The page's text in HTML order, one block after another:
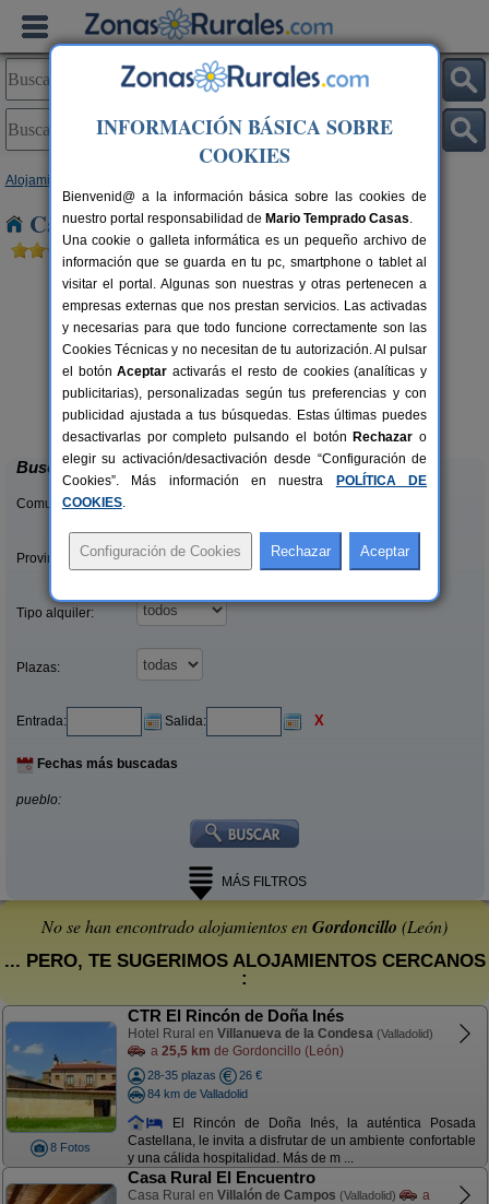
Alojamientos
Casas Rurales cerca de Gordoncillo
8+1 pers.
desde27 €
Complejo Rural Aguas Frías
La Omañuela (León)
Buscar
Comunidades:
Provincias/Islas:
Tipo alquiler:
Plazas:
Entrada: Salida: X
Fechas más buscadas
pueblo:
MÁS FILTROS
No se han encontrado alojamientos enGordoncillo (León)
... PERO, TE SUGERIMOS ALOJAMIENTOS CERCANOS
:
8 Fotos
CTR El Rincón de Doña Inés
Hotel Rural en Villanueva de la Condesa (Valladolid)
a 25,5 km de Gordoncillo (León)
28-35 plazas
26 €
84 km de Valladolid
El Rincón de Doña Inés, la auténtica Posada
Castellana, le invita a disfrutar de un ambiente confortable
y una cálida hospitalidad. Más de m ...
Casa Rural El Encuentro
Casa Rural en Villalón de Campos (Valladolid)
a
INFORMACIÓN BÁSICA SOBRE
COOKIES
Bienvenid@ a la información básica sobre las cookies de
nuestro portal responsabilidad de Mario Temprado Casas.
Una cookie o galleta informática es un pequeño archivo de
información que se guarda en tu pc, smartphone o tablet al
visitar el portal. Algunas son nuestras y otras pertenecen a
empresas externas que nos prestan servicios. Las activadas
y necesarias para que todo funcione correctamente son las
Cookies Técnicas y no necesitan de tu autorización. Al pulsar
el botónAceptar activarás el resto de cookies (analíticas y
publicitarias), personalizadas según tus preferencias y con
publicidad ajustada a tus búsquedas. Estas últimas puedes
desactivarlas por completo pulsando el botón Rechazar o
elegir su activación/desactivación desde “Configuración de
Cookies”. Más información en nuestra
POLÍTICA DE
COOKIES.